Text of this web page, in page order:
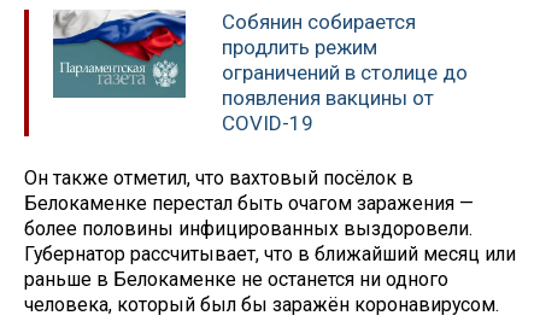
Собянин собирается
продлить режим
ограничений в столице до
появления вакцины от
COVID-19
Он также отметил, что вахтовый посёлок в
Белокаменке перестал быть очагом заражения —
более половины инфицированных выздоровели.
Губернатор рассчитывает, что в ближайший месяц или
раньше в Белокаменке не останется ни одного
человека, который был бы заражён коронавирусом.